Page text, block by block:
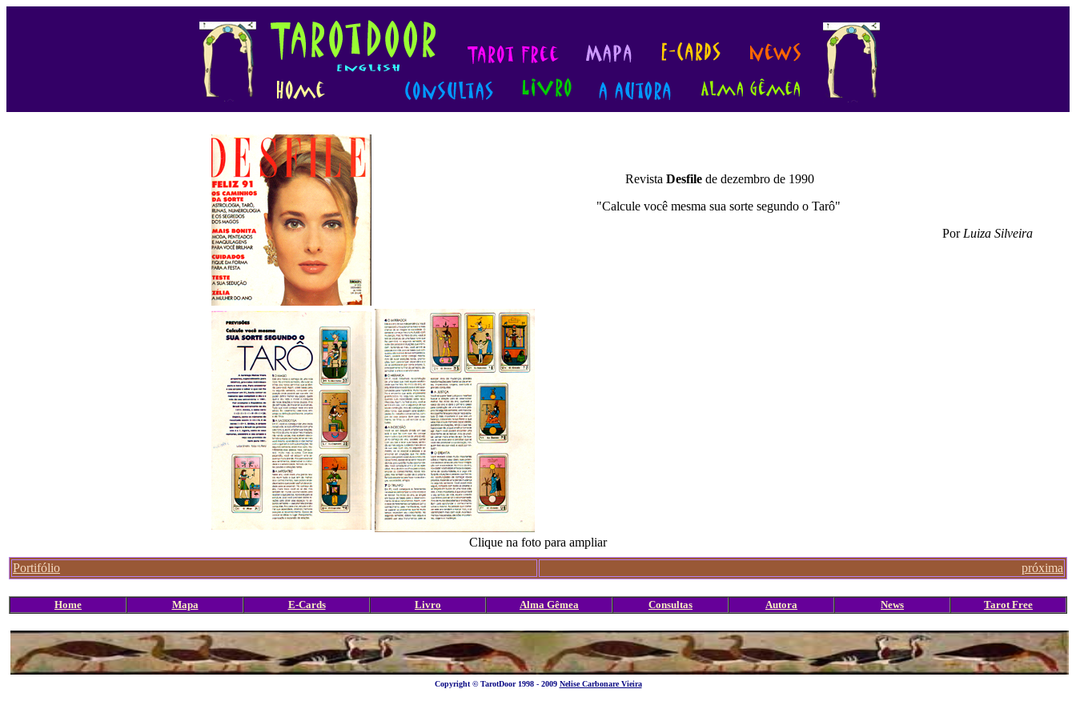
Revista Desfile de dezembro de 1990
"Calcule você mesma sua sorte segundo o Tarô"
Por Luiza Silveira
Clique na foto para ampliar
Portifólio
próxima
Home Mapa E-Cards Livro Alma Gêmea Consultas Autora News Tarot Free
Copyright © TarotDoor 1998 - 2009 Nelise Carbonare Vieira